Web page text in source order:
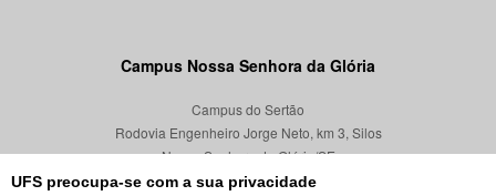
UFS preocupa-se com a sua privacidade
Campus Nossa Senhora da Glória
Campus do Sertão
Rodovia Engenheiro Jorge Neto, km 3, Silos
Nossa Senhora da Glória/SE
CEP 49680-000